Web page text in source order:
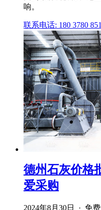
响。
联系电话: 180 3780
德州石灰价格
爱采购
2024年8月30日 · 免